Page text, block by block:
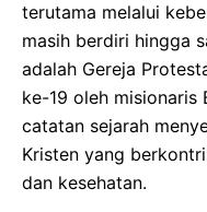
terutama melalui
masih berdiri hingga
adalah Gereja
ke-19 oleh misionaris
catatan sejarah
Kristen yang
dan kesehatan.